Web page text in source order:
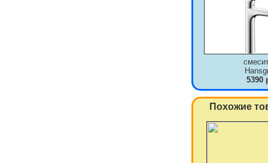
5390
Похожие